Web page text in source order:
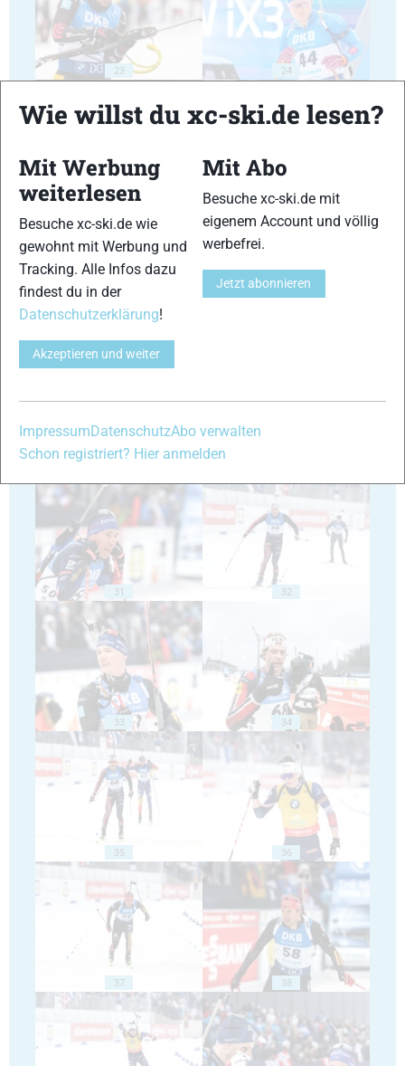
23 24
25 26
29
31 32
33 34
35 36
37 38
Wie willst du xc-ski.de lesen?
Mit Werbung
weiterlesen
Besuche xc-ski.de wie
gewohnt mit Werbung und
Tracking. Alle Infos dazu
findest du in der
Datenschutzerklärung!
Akzeptieren und weiter
Mit Abo
Besuche xc-ski.de mit
eigenem Account und völlig
werbefrei.
Jetzt abonnieren
ImpressumDatenschutzAbo verwalten
Schon registriert? Hier anmelden